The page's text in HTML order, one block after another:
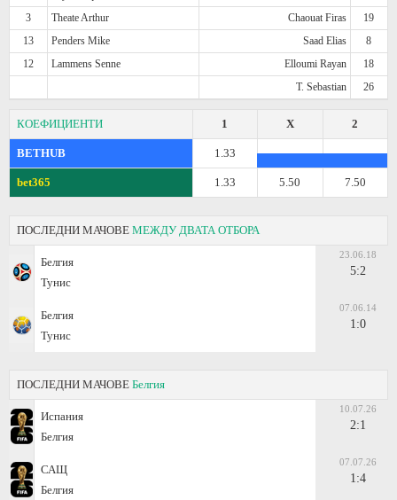
3
Theate Arthur Chaouat Firas
19
13
Penders Mike Saad Elias
8
12
Lammens Senne Elloumi Rayan
18
T. Sebastian
26
КОЕФИЦИЕНТИ 2
X
1
BETHUB 1.33
bet365 7.50
5.50
1.33
ПОСЛЕДНИ МАЧОВЕ МЕЖДУ ДВАТА ОТБОРА
Белгия
Тунис
23.06.18
5:2
Белгия
Тунис
07.06.14
1:0
ПОСЛЕДНИ МАЧОВЕ Белгия
Испания
Белгия
10.07.26
2:1
САЩ
Белгия
07.07.26
1:4